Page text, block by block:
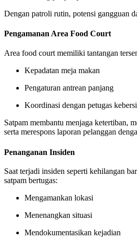
Dengan patroli rutin, potensi gangguan
Pengamanan Area Food Court
Area food court memiliki tantangan
Kepadatan meja makan
Pengaturan antrean panjang
Koordinasi dengan petugas
Satpam membantu menjaga ketertiban,
serta merespons laporan pelanggan
Penanganan Insiden
Saat terjadi insiden seperti kehilangan
satpam bertugas:
Mengamankan lokasi
Menenangkan situasi
Mendokumentasikan kejadian